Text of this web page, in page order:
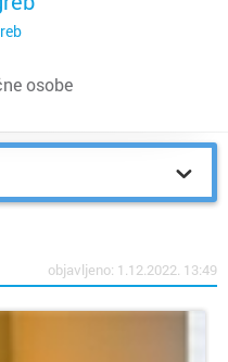
osobe
objavljeno: 1.12.2022. 13:49